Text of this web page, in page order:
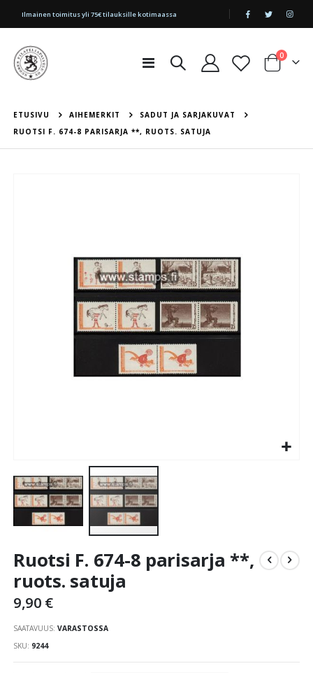
|
Ilmainen toimitus yli 75€ tilauksille kotimaassa
Toggle
Cart
0tuotetta
ETUSIVU AIHEMERKIT
SADUT JA SARJAKUVAT
RUOTSI F. 674-8 PARISARJA **, RUOTS. SATUJA
to
beginning
of
images
gallery
Ruotsi F. 674-8 parisarja **,
ruots. satuja
9,90 €
SAATAVUUS: VARASTOSSA
SKU 9244